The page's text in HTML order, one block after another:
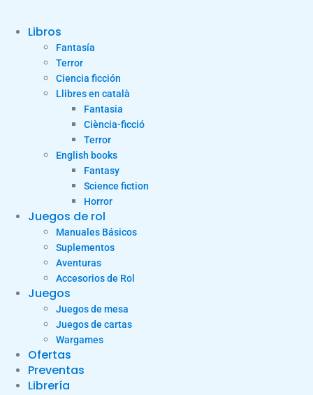
Libros
Fantasía
Terror
Ciencia ficción
Llibres en català
Fantasia
Ciència-ficció
Terror
English books
Fantasy
Science fiction
Horror
Juegos de rol
Manuales Básicos
Suplementos
Aventuras
Accesorios de Rol
Juegos
Juegos de mesa
Juegos de cartas
Wargames
Ofertas
Preventas
Librería